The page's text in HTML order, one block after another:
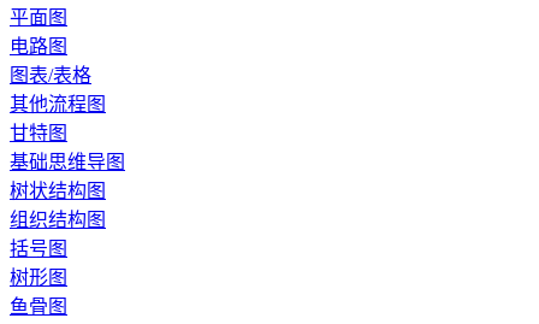
平面图
电路图
图表/表格
其他流程图
甘特图
基础思维导图
树状结构图
组织结构图
括号图
树形图
鱼骨图